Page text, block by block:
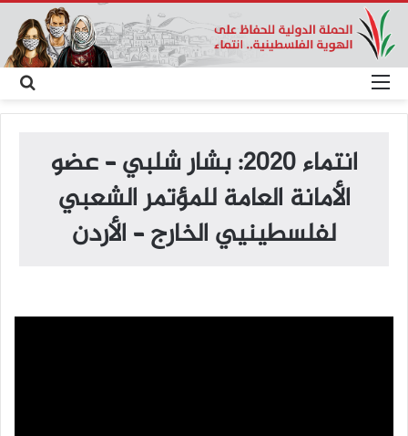
عن
انتماء 2020: بشار شلبي – عضو
الأمانة العامة للمؤتمر الشعبي
لفلسطينيي الخارج – الأردن